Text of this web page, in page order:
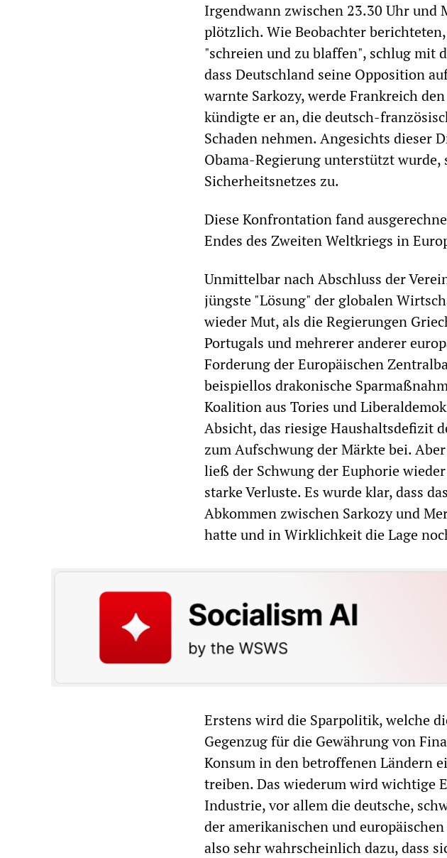
Irgendwann zwischen 23.30 Uhr und
plötzlich. Wie Beobachter
"schreien und zu blaffen", schlug mit
dass Deutschland seine Opposition
warnte Sarkozy, werde Frankreich
kündigte er an, die deutsch-
Schaden nehmen. Angesichts dieser
Obama-Regierung unterstützt
Sicherheitsnetzes zu.
Diese Konfrontation fand
Endes des Zweiten Weltkriegs in
Unmittelbar nach Abschluss der
jüngste "Lösung" der globalen
wieder Mut, als die Regierungen
Portugals und mehrerer anderer
Forderung der Europäischen
beispiellos drakonische
Koalition aus Tories und
Absicht, das riesige Haushaltsdefizit
zum Aufschwung der Märkte bei.
ließ der Schwung der Euphorie
starke Verluste. Es wurde klar, dass
Abkommen zwischen Sarkozy und
hatte und in Wirklichkeit die Lage
Erstens wird die Sparpolitik, welche
Gegenzug für die Gewährung von
Konsum in den betroffenen Ländern
treiben. Das wiederum wird wichtige
Industrie, vor allem die deutsche,
der amerikanischen und
also sehr wahrscheinlich dazu, dass